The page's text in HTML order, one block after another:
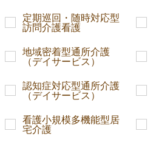
定期巡回・随時対応型
訪問介護看護
地域密着型通所介護
（デイサービス）
認知症対応型通所介護
（デイサービス）
看護小規模多機能型居
宅介護